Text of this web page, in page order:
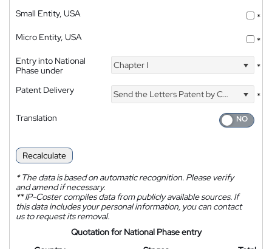
Small Entity, USA
*
Micro Entity, USA
*
Entry into National
Phase under
Chapter I *
Patent Delivery Send the Letters Patent by Courier
*
Translation
Recalculate
*The data is based on automatic recognition. Please verify
and amend if necessary.
**IP-Coster compiles data from publicly available sources. If
this data includes your personal information, you can contact
us to request its removal.
Quotation for National Phase entry